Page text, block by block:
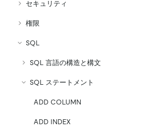
セキュリティ
権限
SQL
SQL 言語の構造と構文
SQL ステートメント
ADD COLUMN
ADD INDEX